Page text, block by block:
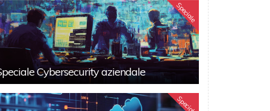
Speciale
Cybersecurity aziendale
Speciali